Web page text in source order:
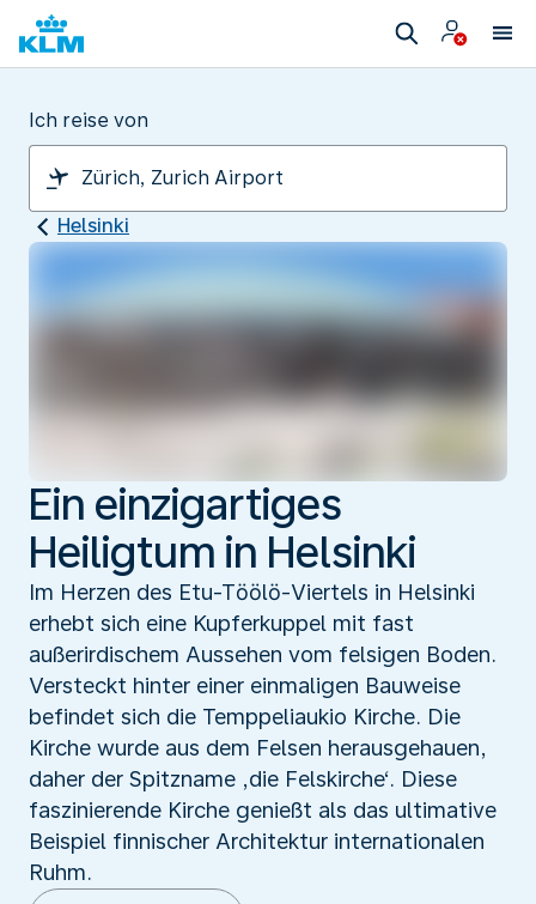
Ich reise von
Helsinki
Ein einzigartiges
Heiligtum in Helsinki
Im Herzen des Etu-Tӧӧlӧ-Viertels in Helsinki
erhebt sich eine Kupferkuppel mit fast
außerirdischem Aussehen vom felsigen Boden.
Versteckt hinter einer einmaligen Bauweise
befindet sich die Temppeliaukio Kirche. Die
Kirche wurde aus dem Felsen herausgehauen,
daher der Spitzname ‚die Felskirche‘. Diese
faszinierende Kirche genießt als das ultimative
Beispiel finnischer Architektur internationalen
Ruhm.